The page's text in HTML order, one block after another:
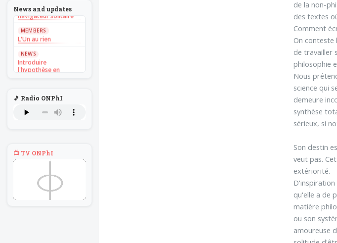
de la non-
des textes
Comment
On conteste
de travailler
philosophie
Nous
science qui
demeure
synthèse
sérieux, si
Son destin
veut pas.
extériorité.
D'inspiration
qu'elle a de
matière
ou son
amoureuse
News and updates
Théorie du
navigateur solitaire
MEMBERS
L'Un au rien
NEWS
Introduire
l'hypothèse en
Voltaire aurait mis ça
Théorie du
navigateur solitaire
MEMBERS
L'Un au rien
🎵 Radio ONPhI
📺 TV ONPhI